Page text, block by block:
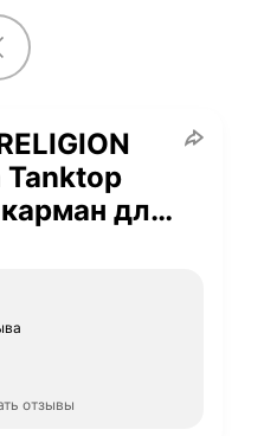
Tanktop
для
M,
отзывы